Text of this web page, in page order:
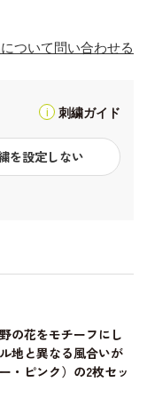
ついて問い合わせる
刺繍ガイド
を設定しない
の花をモチーフにし
地と異なる風合いが
・ピンク）の2枚セッ